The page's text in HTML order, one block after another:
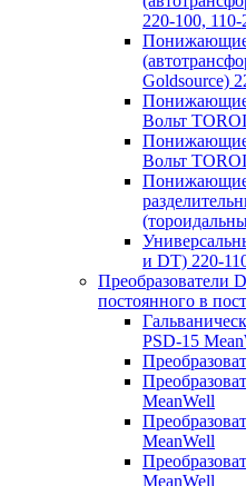
220-100, 110-
Понижающие
Goldsource)
Понижающие
Вольт
Понижающие
Вольт
Понижающие
и DT) 220-
Преобразователи
постоянного в
PSD-15
MeanWell
MeanWell
MeanWell